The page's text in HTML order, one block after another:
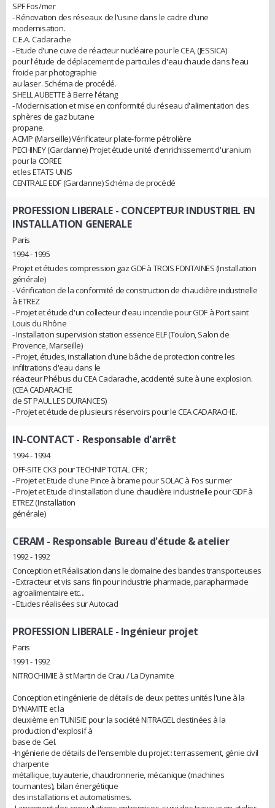
SPF Fos/mer
- Rénovation des réseaux de l'usine dans le cadre d'une
modernisation.
C.E.A. Cadarache
- Etude d'une cuve de réacteur nucléaire pour le CEA, (JESSICA)
pour l'étude de déplacement de particules d'eau chaude dans l'eau
froide par photographie
au laser. Schéma de procédé.
SHELL AUBETTE à Berre l'étang
- Modernisation et mise en conformité du réseau d'alimentation des
sphères de gaz butane
propane.
ACMP (Marseille) Vérificateur plate-forme pétrolière
PECHINEY (Gardanne) Projet étude unité d'enrichissement d'uranium
pour la COREE
et les ETATS UNIS
CENTRALE EDF (Gardanne) Schéma de procédé
PROFESSION LIBERALE - CONCEPTEUR INDUSTRIEL EN
INSTALLATION GENERALE
Paris
1994 - 1995
Projet et études compression gaz GDF à TROIS FONTAINES (Installation
générale)
- Vérification de la conformité de construction de chaudière industrielle
à ETREZ
- Projet et étude d'un collecteur d'eau incendie pour GDF à Port saint
Louis du Rhône
- Installation supervision station essence ELF (Toulon, Salon de
Provence, Marseille)
- Projet, études, installation d'une bâche de protection contre les
infiltrations d'eau dans le
réacteur Phébus du CEA Cadarache, accidenté suite à une explosion.
(CEA CADARACHE
de ST PAUL LES DURANCES)
- Projet et étude de plusieurs réservoirs pour le CEA CADARACHE.
IN-CONTACT - Responsable d'arrêt
1994 - 1994
OFF-SITE CK3 pour TECHNIP TOTAL CFR ;
- Projet et Etude d'une Pince à brame pour SOLAC à Fos sur mer
- Projet et Etude d'installation d'une chaudière industrielle pour GDF à
ETREZ (Installation
générale)
CERAM - Responsable Bureau d'étude & atelier
1992 - 1992
Conception et Réalisation dans le domaine des bandes transporteuses
- Extracteur et vis sans fin pour industrie pharmacie, parapharmacie
agroalimentaire etc...
- Etudes réalisées sur Autocad
PROFESSION LIBERALE - Ingénieur projet
Paris
1991 - 1992
NITROCHIMIE à st Martin de Crau / La Dynamite
Conception et ingénierie de détails de deux petites unités l'une à la
DYNAMITE et la
deuxième en TUNISIE pour la société NITRAGEL destinées à la
production d'explosif à
base de Gel.
-Ingénierie de détails de l'ensemble du projet : terrassement, génie civil
charpente
métallique, tuyauterie, chaudronnerie, mécanique (machines
tournantes), bilan énergétique
des installations et automatismes.